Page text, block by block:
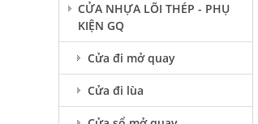
CỬA NHỰA LÕI THÉP - PHỤ
KIỆN GQ
Cửa đi mở quay
Cửa đi lùa